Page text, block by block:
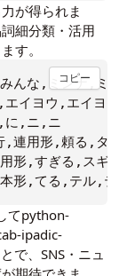
が得られま
細分類・活用
す。
な,ミンナ,ミン
ヨウ,エイヨー
,ニ,ニ
用形,頼る,タヨ
,すぎる,スギ,
コピー
てpython-
ipadic-
で、SNS・ニュ